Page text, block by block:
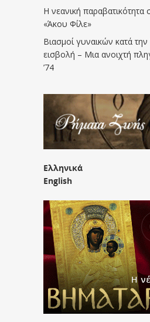
Η νεανική παραβατικότητα
«Άκου Φίλε»
Βιασμοί γυναικών κατά
εισβολή – Μια ανοιχτή
’74
Ελληνικά
English